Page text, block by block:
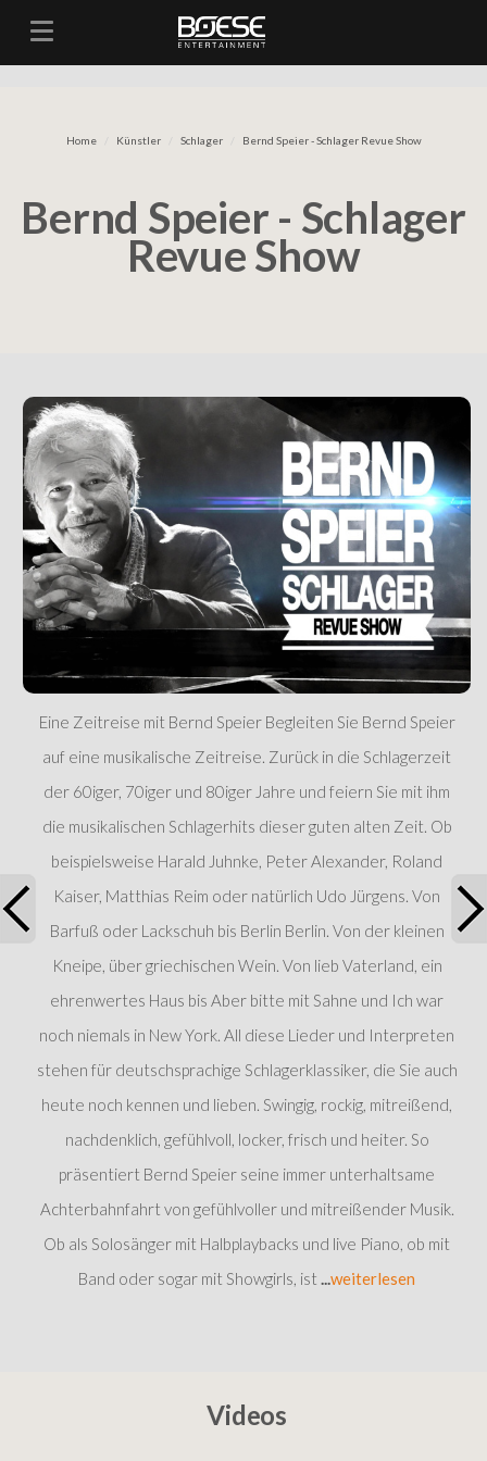
Home Künstler Schlager Bernd Speier - Schlager Revue Show
Bernd Speier - Schlager
Revue Show
Eine Zeitreise mit Bernd Speier Begleiten Sie Bernd Speier
auf eine musikalische Zeitreise. Zurück in die Schlagerzeit
der 60iger, 70iger und 80iger Jahre und feiern Sie mit ihm
die musikalischen Schlagerhits dieser guten alten Zeit. Ob
beispielsweise Harald Juhnke, Peter Alexander, Roland
Kaiser, Matthias Reim oder natürlich Udo Jürgens. Von
Barfuß oder Lackschuh bis Berlin Berlin. Von der kleinen
Kneipe, über griechischen Wein. Von lieb Vaterland, ein
ehrenwertes Haus bis Aber bitte mit Sahne und Ich war
noch niemals in New York. All diese Lieder und Interpreten
stehen für deutschsprachige Schlagerklassiker, die Sie auch
heute noch kennen und lieben. Swingig, rockig, mitreißend,
nachdenklich, gefühlvoll, locker, frisch und heiter. So
präsentiert Bernd Speier seine immer unterhaltsame
Achterbahnfahrt von gefühlvoller und mitreißender Musik.
Ob als Solosänger mit Halbplaybacks und live Piano, ob mit
Band oder sogar mit Showgirls, ist
weiterlesen
Videos